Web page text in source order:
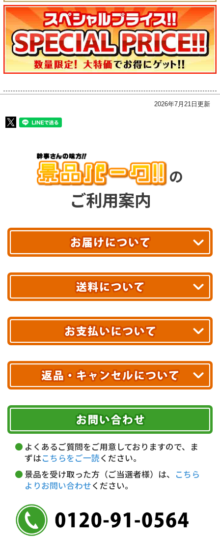
2026年7月21日更新
の
ご利用案内
最短翌日お届け!
あす着エリアが対象です。
エリアやお届け日の確認はこちら▶
※ 配送業者による配送遅延が生じる可能性がございます。
※ 沖縄・離島はお届けできません。
送料無料!
10,000円未満 全国一律1,100円(税込)
配送業者
ヤマト運輸
お届け可能時間帯
午前中 14～16時
16～18時
18～20時
19～21時 指定なし
クレジットカード
代金引換(現金のみ)
5,000円未満…330円(税込)
銀行振込(前払い)
普通 7263489
＜口座名＞ カ）ディースタイル
期限を含むルール（条件）や、お客様にご負担い
ただく費用がございます。
詳しくはこちら▶
よくあるご質問をご用意しておりますので、ま
ずはこちらをご一読ください。
景品を受け取った方（ご当選者様）は、 こちら
よりお問い合わせください。